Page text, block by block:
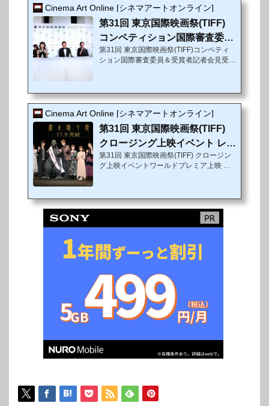
優秀脚本賞のW受賞という快挙を成し遂げ
リに出てきたてのレナに出会い、恋に落ち
る。しかしその直後、姉の突然の死によっ
て彼の人生は無残に壊 れていく。ダヴィ
ッドはショックと辛さを乗り越え、まだ若
い姪っ子アマンダの世話をしながら自分を
Cinema Art Online [シネマアートオンライン]
第31回 東京国際映画祭(TIFF)
コンペティション国際審査委員
＆受賞者記者会見 レポ...
第31回 東京国際映画祭(TIFF)コンペティ
ション国際審査委員＆受賞者記者会見受賞
各賞受賞者を発表した後、コンペティショ
ン国際審査委員と各受賞者による記者会見
委員長を務めたブリランテ・メンドーサを
はじめ、ブライアン・バーク、タラネ・ア
リドゥスティ、スタンリー・クワン、南果
歩ら国際審査委員と、コンペティション部
門、アジアの未来部門、日本映画スプラッ
Cinema Art Online [シネマアートオンライン]
第31回 東京国際映画祭(TIFF)
クロージング上映イベント レポ
ート
第31回 東京国際映画祭(TIFF) クロージン
グ上映イベントワールドプレミア上映 舞
ラ映画史上初のアニメ―ション映画『GO
DZILLA』三部作の最終章、『GODZILLA
星を喰う者』が11月9日（金）に全国公開
「ゴジラの日」でもある11月3日（土・
祝）に、【クロージング作品】として上
なる。先立って行われたクロージング上映
前イベントでは、...